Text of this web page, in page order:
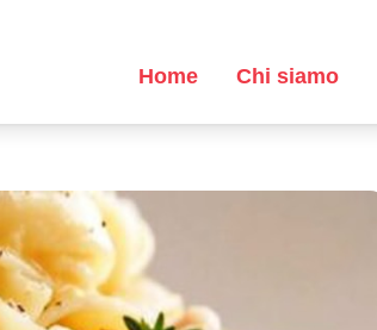
Home Chi siamo